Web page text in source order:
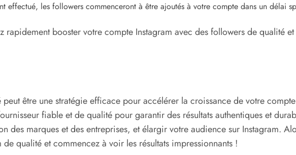
effectué, les followers commenceront à être ajoutés à votre compte dans un délai
rapidement booster votre compte Instagram avec des followers de qualité
être une stratégie efficace pour accélérer la croissance de votre
fiable et de qualité pour garantir des résultats authentiques et
des marques et des entreprises, et élargir votre audience sur Instagram.
qualité et commencez à voir les résultats impressionnants !